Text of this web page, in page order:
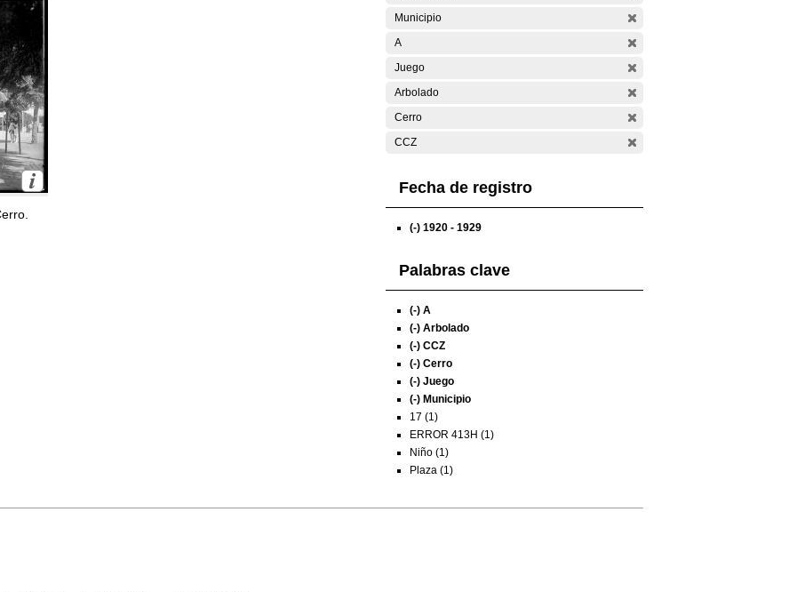
Municipio
A
Juego
Arbolado
Cerro
CCZ
Fecha de registro
(-) 1920 - 1929
Palabras clave
(-) A
(-) Arbolado
(-) CCZ
(-) Cerro
(-) Juego
(-) Municipio
17 (1)
ERROR 413H (1)
Niño (1)
Plaza (1)